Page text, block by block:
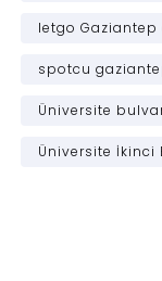
letgo Gaziantep
spotcu
Üniversite
Üniversite İkinci